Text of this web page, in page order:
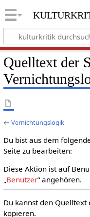
Quelltext der
←Vernichtungslogik
Du bist aus dem
Seite zu bearbeiten:
Diese Aktion ist auf
„Benutzer“ angehören.
Du kannst den Quelltext
kopieren.